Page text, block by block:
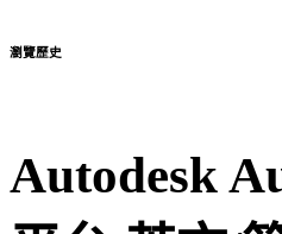
瀏覽歷史
Autodesk